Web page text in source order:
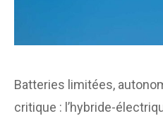
Batteries limitées,
critique : l’hybride-